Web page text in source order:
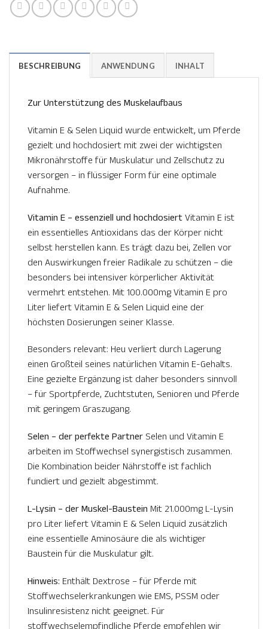
BESCHREIBUNG ANWENDUNG INHALT
Zur Unterstützung des Muskelaufbaus
Vitamin E & Selen Liquid wurde entwickelt, um Pferde
gezielt und hochdosiert mit zwei der wichtigsten
Mikronährstoffe für Muskulatur und Zellschutz zu
versorgen – in flüssiger Form für eine optimale
Aufnahme.
Vitamin E – essenziell und hochdosiertVitamin E ist
ein essentielles Antioxidans das der Körper nicht
selbst herstellen kann. Es trägt dazu bei, Zellen vor
den Auswirkungen freier Radikale zu schützen – die
besonders bei intensiver körperlicher Aktivität
vermehrt entstehen. Mit 100.000mg Vitamin E pro
Liter liefert Vitamin E & Selen Liquid eine der
höchsten Dosierungen seiner Klasse.
Besonders relevant: Heu verliert durch Lagerung
einen Großteil seines natürlichen Vitamin E-Gehalts.
Eine gezielte Ergänzung ist daher besonders sinnvoll
– für Sportpferde, Zuchtstuten, Senioren und Pferde
mit geringem Graszugang.
Selen – der perfekte Partner Selen und Vitamin E
arbeiten im Stoffwechsel synergistisch zusammen.
Die Kombination beider Nährstoffe ist fachlich
fundiert und gezielt abgestimmt.
L-Lysin – der Muskel-Baustein Mit 21.000mg L-Lysin
pro Liter liefert Vitamin E & Selen Liquid zusätzlich
eine essentielle Aminosäure die als wichtiger
Baustein für die Muskulatur gilt.
Hinweis: Enthält Dextrose – für Pferde mit
Stoffwechselerkrankungen wie EMS, PSSM oder
Insulinresistenz nicht geeignet. Für
stoffwechselempfindliche Pferde empfehlen wir